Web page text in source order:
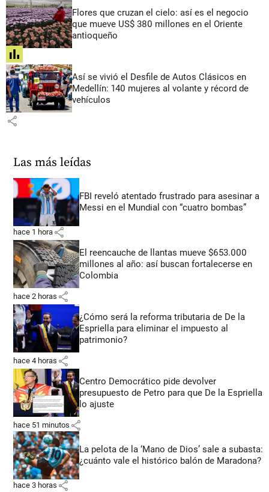
Flores que cruzan el cielo: así es el negocio
que mueve US$ 380 millones en el Oriente
antioqueño
share
Así se vivió el Desfile de Autos Clásicos en
Medellín: 140 mujeres al volante y récord de
vehículos
share
Las más leídas
FBI reveló atentado frustrado para asesinar a
Messi en el Mundial con “cuatro bombas”
hace 1 hora share
El reencauche de llantas mueve $653.000
millones al año: así buscan fortalecerse en
Colombia
hace 2 horas share
¿Cómo será la reforma tributaria de De la
Espriella para eliminar el impuesto al
patrimonio?
hace 4 horas share
Centro Democrático pide devolver
presupuesto de Petro para que De la Espriella
lo ajuste
hace 51 minutos share
La pelota de la ‘Mano de Dios’ sale a subasta:
¿cuánto vale el histórico balón de Maradona?
hace 3 horas share